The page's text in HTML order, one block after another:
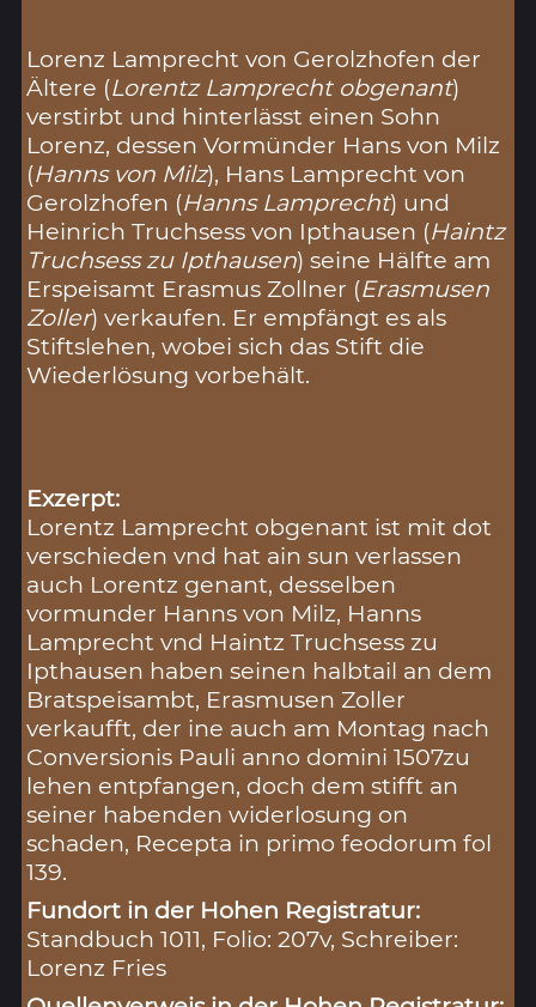
Lorenz Lamprecht von Gerolzhofen der
Ältere (Lorentz Lamprecht obgenant)
verstirbt und hinterlässt einen Sohn
Lorenz, dessen Vormünder Hans von Milz
(Hanns von Milz), Hans Lamprecht von
Gerolzhofen (Hanns Lamprecht) und
Heinrich Truchsess von Ipthausen (Haintz
Truchsess zu Ipthausen) seine Hälfte am
Erspeisamt Erasmus Zollner (Erasmusen
Zoller) verkaufen. Er empfängt es als
Stiftslehen, wobei sich das Stift die
Wiederlösung vorbehält.
Exzerpt:
Lorentz Lamprecht obgenant ist mit dot
verschieden vnd hat ain sun verlassen
auch Lorentz genant, desselben
vormunder Hanns von Milz, Hanns
Lamprecht vnd Haintz Truchsess zu
Ipthausen haben seinen halbtail an dem
Bratspeisambt, Erasmusen Zoller
verkaufft, der ine auch am Montag nach
Conversionis Pauli anno domini 1507zu
lehen entpfangen, doch dem stifft an
seiner habenden widerlosung on
schaden, Recepta in primo feodorum fol
139.
Fundort in der Hohen Registratur:
Standbuch 1011, Folio: 207v, Schreiber:
Lorenz Fries